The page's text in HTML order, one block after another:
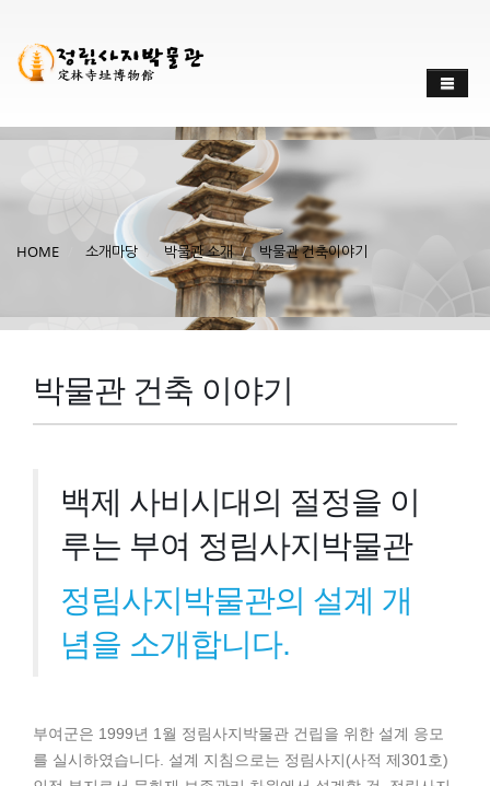
HOME 소개마당 박물관 소개 박물관 건축이야기
박물관 건축 이야기
백제 사비시대의 절정을 이
루는 부여 정림사지박물관
정림사지박물관의 설계 개
념을 소개합니다.
부여군은 1999년 1월 정림사지박물관 건립을 위한 설계 응모
를 실시하였습니다. 설계 지침으로는 정림사지(사적 제301호)